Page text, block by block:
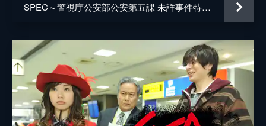
佐野史郎
監督
白石達也
稲留武
プロデューサー 植田博樹
SPEC～警視庁公安部公安第五課 未詳事件特別対策係事件簿～